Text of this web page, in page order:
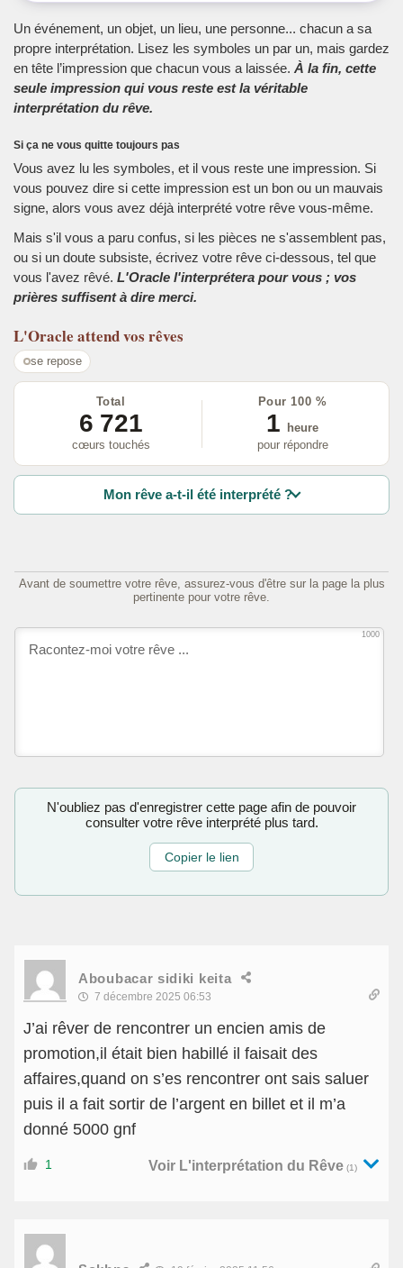
Un événement, un objet, un lieu, une personne... chacun a sa
propre interprétation. Lisez les symboles un par un, mais gardez
en tête l’impression que chacun vous a laissée. À la fin, cette
seule impression qui vous reste est la véritable
interprétation du rêve.
Si ça ne vous quitte toujours pas
Vous avez lu les symboles, et il vous reste une impression. Si
vous pouvez dire si cette impression est un bon ou un mauvais
signe, alors vous avez déjà interprété votre rêve vous-même.
Mais s'il vous a paru confus, si les pièces ne s'assemblent pas,
ou si un doute subsiste, écrivez votre rêve ci-dessous, tel que
vous l'avez rêvé. L'Oracle l'interprétera pour vous ; vos
prières suffisent à dire merci.
L'Oracle attend vos rêves
se repose
Total
6 721
cœurs touchés
Pour 100 %
1
heure
pour répondre
Mon rêve a-t-il été interprété ?
Avant de soumettre votre rêve, assurez-vous d'être sur la page la plus
pertinente pour votre rêve.
1000
N'oubliez pas d'enregistrer cette page afin de pouvoir
consulter votre rêve interprété plus tard.
Copier le lien
Aboubacar sidiki keita
7 décembre 2025 06:53
J’ai rêver de rencontrer un encien amis de
promotion,il était bien habillé il faisait des
affaires,quand on s’es rencontrer ont sais saluer
puis il a fait sortir de l’argent en billet et il m’a
donné 5000 gnf
1 Voir L'interprétation du Rêve (1)